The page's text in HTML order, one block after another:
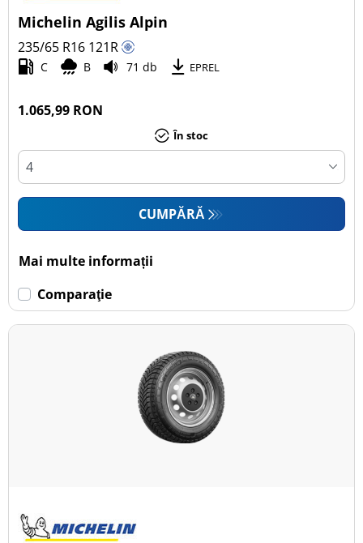
Michelin Agilis Alpin
235/65 R16 121R
C B 71 db EPREL
1.065,99 RON
În stoc
CUMPĂRĂ
Mai multe informații
Comparaţie